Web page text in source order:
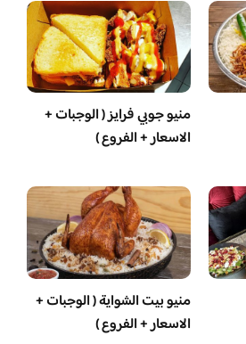
منيو جوبي فرايز ( الوجبات +
الاسعار + الفروع )
منيو بيت الشواية ( الوجبات +
الاسعار + الفروع )